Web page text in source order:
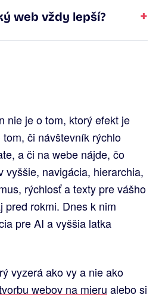
web vždy lepší? +
nie je o tom, ktorý efekt je
či návštevník rýchlo
a či na webe nájde, čo
vyššie, navigácia, hierarchia,
rýchlosť a texty pre vášho
pred rokmi. Dnes k nim
pre AI a vyššia latka
vyzerá ako vy a nie ako
webov na mieru alebo si